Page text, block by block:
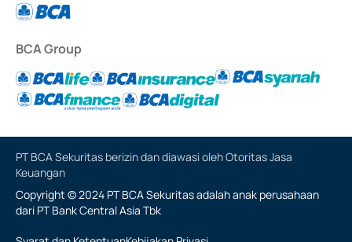
BCA Group
PT BCA Sekuritas berizin dan diawasi oleh Otoritas Jasa
Keuangan
Copyright © 2024 PT BCA Sekuritas adalah anak perusahaan
dari PT Bank Central Asia Tbk